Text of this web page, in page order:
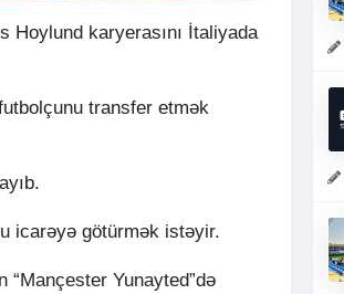
Hoylund karyerasını İtaliyada
transfer etmək
icarəyə götürmək istəyir.
“Mançester Yunayted”də